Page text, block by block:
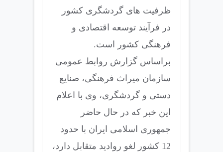
ظرفیت های گردشگری کشور
در فرآیند توسعه اقتصادی و
فرهنگی کشور است.
براساس گزارش روابط عمومی
سازمان میراث فرهنگی، صنایع
دستی و گردشگری، وی با اعلام
این خبر که در حال حاضر
جمهوری اسلامی ایران با حدود
12 کشور لغو روادید متقابل دارد،